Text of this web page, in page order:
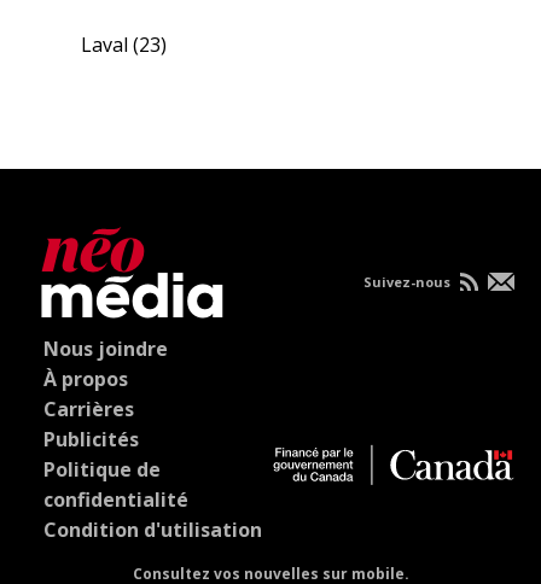
Laval(23)
Nous joindre
À propos
Carrières
Publicités
Politique de
confidentialité
Condition d'utilisation
Consultez vos nouvelles sur mobile.
Suivez-nous